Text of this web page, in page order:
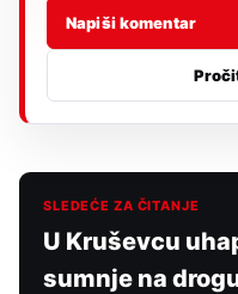
Napiši komentar
SLEDEĆE ZA ČITANJE
U Kruševcu
sumnje na